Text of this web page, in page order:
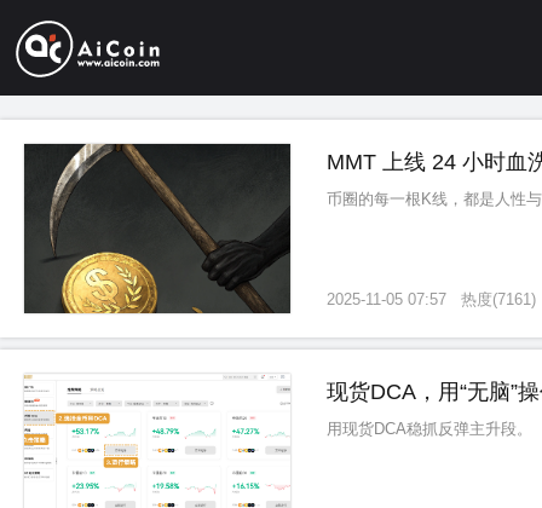
MMT 上线 24 小时血
币圈的每一根K线，都是人性
2025-11-05 07:57 热度(7161)
现货DCA，用“无脑”
用现货DCA稳抓反弹主升段。